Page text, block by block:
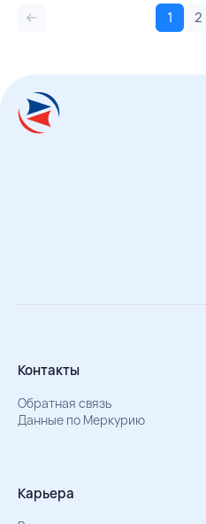
1 2
Контакты
Обратная связь
Данные по Меркурию
Карьера